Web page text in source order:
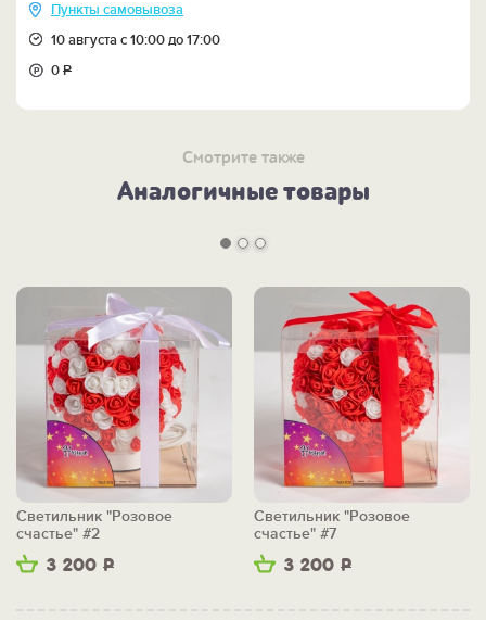
Пункты самовывоза
10 августа с 10:00 до 17:00
0Р
Смотрите также
Аналогичные товары
3 200 Р
Светильник "Розовое
счастье" #2
3 200 Р
Светильник "Розовое
счастье" #7